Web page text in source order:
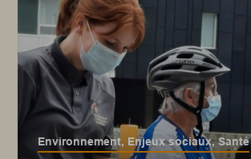
Environnement, Enjeux sociaux,Santé